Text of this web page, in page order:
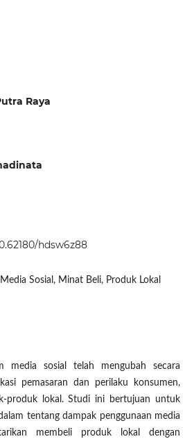
Raya
hdsw6z88
Sosial, Minat Beli, Produk Lokal
media sosial telah mengubah secara
pemasaran dan perilaku konsumen,
produk lokal. Studi ini bertujuan untuk
tentang dampak penggunaan media
membeli produk lokal dengan